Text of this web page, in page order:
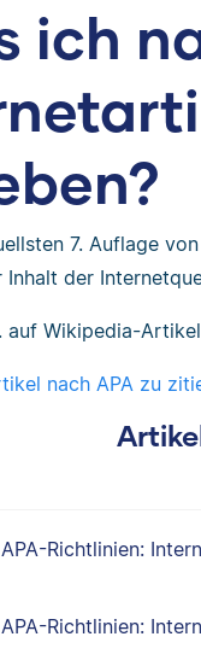
ich
7. Auflage
Inhalt der
auf Wikipedia-
nach APA zu
Richtlinien:
Richtlinien: